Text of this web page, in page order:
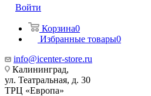
Войти
Корзина0
Избранные товары0
info@icenter-store.ru
Калининград,
ул. Театральная, д. 30
ТРЦ «Европа»